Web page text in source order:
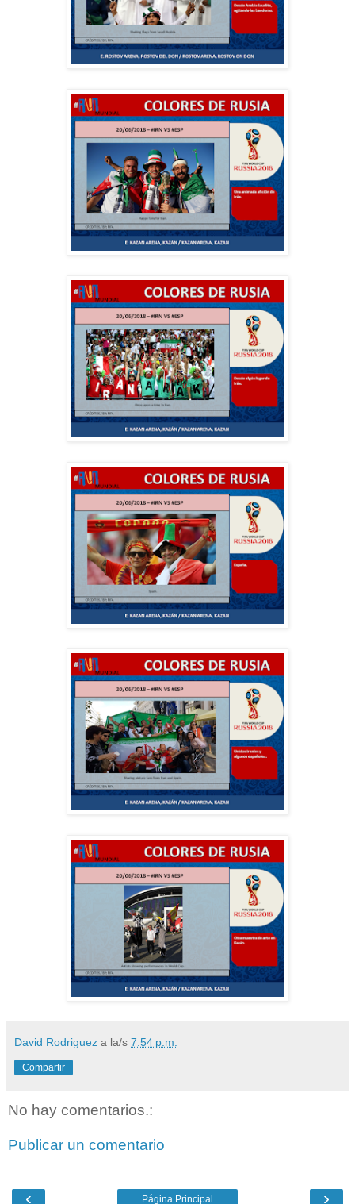
David Rodriguez a la/s 7:54 p.m.
Compartir
No hay comentarios.:
Publicar un comentario
‹ ›
Página Principal